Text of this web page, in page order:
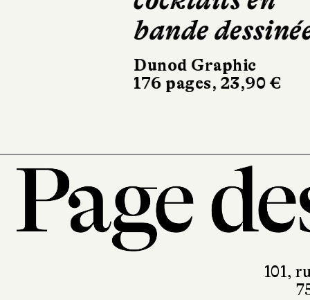
bande dessinée
Dunod Graphic
176 pages, 23,90 €
101,